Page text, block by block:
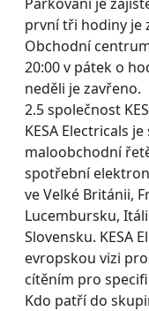
první tři hodiny je
Obchodní
20:00 v pátek o
neděli je zavřeno.
2.5 společnost
KESA Electricals
maloobchodní
spotřební
ve Velké Británii,
Lucembursku,
Slovensku. KESA
evropskou vizi
cítěním pro
Kdo patří do